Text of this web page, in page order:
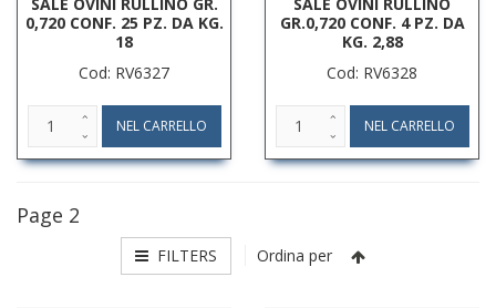
0,720 CONF. 25 PZ. DA KG.
18
Cod: RV6327
GR.0,720 CONF. 4 PZ. DA
KG. 2,88
Cod: RV6328
Page 2
FILTERS Ordina per